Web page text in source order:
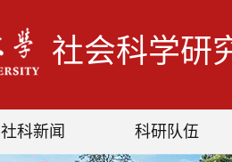
社会科学研
社科新闻 科研队伍